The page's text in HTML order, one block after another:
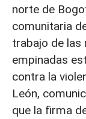
norte de
comunitaria
trabajo de las
empinadas
contra la
León,
que la firma